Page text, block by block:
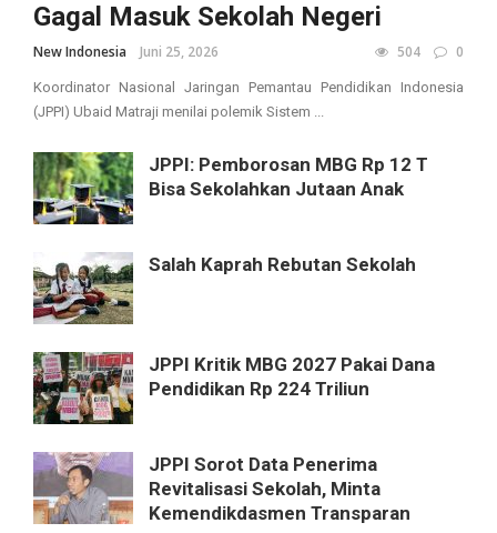
Gagal Masuk Sekolah Negeri
New Indonesia Juni 25, 2026 504 0
Koordinator Nasional Jaringan Pemantau Pendidikan Indonesia
(JPPI) Ubaid Matraji menilai polemik Sistem ...
JPPI: Pemborosan MBG Rp 12 T
Bisa Sekolahkan Jutaan Anak
Salah Kaprah Rebutan Sekolah
JPPI Kritik MBG 2027 Pakai Dana
Pendidikan Rp 224 Triliun
JPPI Sorot Data Penerima
Revitalisasi Sekolah, Minta
Kemendikdasmen Transparan